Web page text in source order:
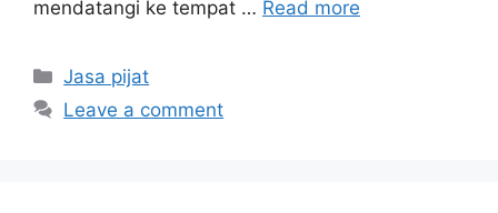
mendatangi ke tempat … Read more
Categories
Jasa pijat
Leave a comment